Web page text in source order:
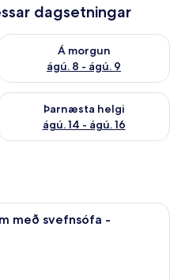
dagsetningar
8
Á morgun
ágú. 8 - ágú. 9
framboð á morgun
- ágú. 9
Þarnæsta helgi
ágú. 14 - ágú. 16
framboð þarnæstu
í herbergi, skrifborð,
með svefnsófa -